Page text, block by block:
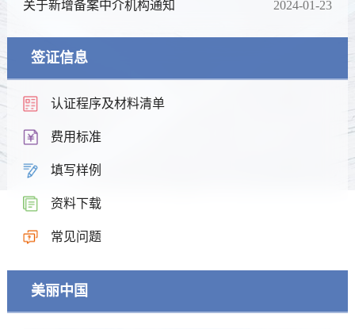
关于新增备案中介机构通知 2024-01-23
签证信息
认证程序及材料清单
费用标准
填写样例
资料下载
常见问题
美丽中国